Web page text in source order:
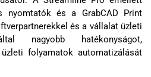
nyomtatók és a GrabCAD Print
és a vállalat üzleti
nagyobb hatékonyságot,
folyamatok automatizálását